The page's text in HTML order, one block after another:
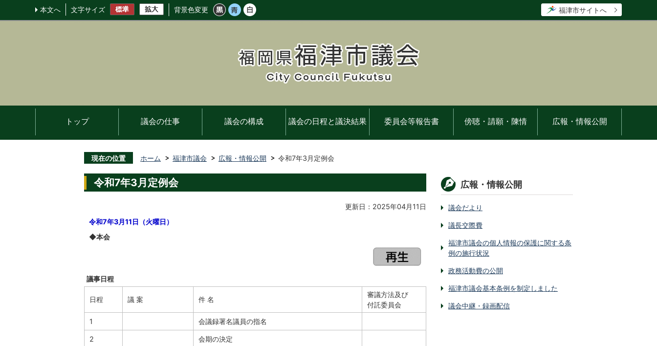
本文へ 文字サイズ 背景色変更 福津市サイトへ
トップ 議会の仕事 議会の構成 議会の日程と議決結果 委員会等報告書 傍聴・請願・陳情 広報・情報公開
現在の位置 ホーム 福津市議会 広報・情報公開 令和7年3月定例会
令和7年3月定例会
更新日：2025年04月11日
令和7年3月11日（火曜日）
◆本会
議事日程
日程 議 案 件 名
審議方法及び
付託委員会
1
会議録署名議員の指名
2 会期の決定
広報・情報公開
議会だより
議長交際費
福津市議会の個人情報の保護に関する条
例の施行状況
政務活動費の公開
福津市議会基本条例を制定しました
議会中継・録画配信